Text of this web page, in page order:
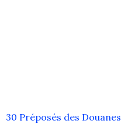
30 Préposés des Douanes